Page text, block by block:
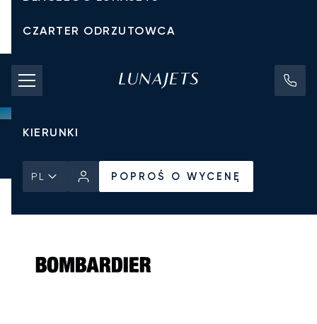
CZARTER ODRZUTOWCA
KOSZTY CZARTERU
PRYWATNE ODRZUTOWCE
KIERUNKI
PL POPROŚ O WYCENĘ